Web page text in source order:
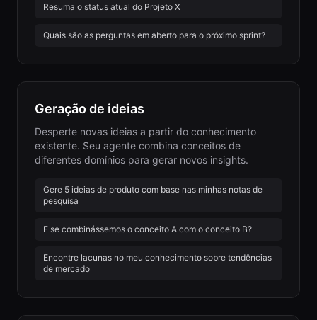
Resuma o status atual do Projeto X
Quais são as perguntas em aberto para o próximo sprint?
Geração de ideias
Desperte novas ideias a partir do conhecimento
existente. Seu agente combina conceitos de
diferentes domínios para gerar novos insights.
Gere 5 ideias de produto com base nas minhas notas de
pesquisa
E se combinássemos o conceito A com o conceito B?
Encontre lacunas no meu conhecimento sobre tendências
de mercado